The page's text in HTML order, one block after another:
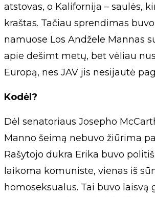
atstovas, o Kalifornija – saulės,
kraštas. Tačiau sprendimas buvo
namuose Los Andžele Mannas
apie dešimt metų, bet vėliau
Europą, nes JAV jis nesijautė
Kodėl?
Dėl senatoriaus Josepho
Manno šeimą nebuvo žiūrima
Rašytojo dukra Erika buvo
laikoma komuniste, vienas iš
homoseksualus. Tai buvo laisvą